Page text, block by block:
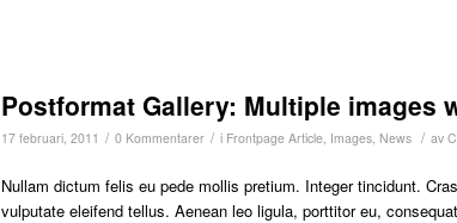
Postformat Gallery: Multiple images
17 februari, 2011 / 0 Kommentarer / i Frontpage Article Images News / av
Nullam dictum felis eu pede mollis pretium. Integer tincidunt.
vulputate eleifend tellus. Aenean leo ligula, porttitor eu,